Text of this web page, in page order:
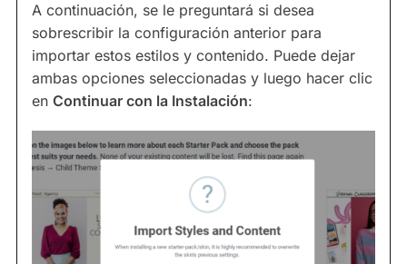
A continuación, se le preguntará si desea
sobrescribir la configuración anterior para
importar estos estilos y contenido. Puede dejar
ambas opciones seleccionadas y luego hacer clic
en Continuar con la Instalación: